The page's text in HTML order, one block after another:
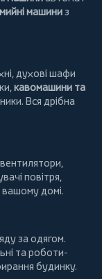
машиниз
духові шафи
,кавомашини та
. Вся дрібна
,
повітря,
вашому домі.
за одягом.
тароботи-
будинку.